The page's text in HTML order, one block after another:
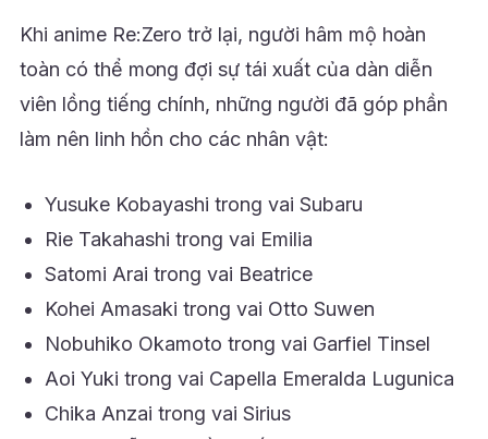
Khi anime Re:Zero trở lại, người hâm mộ hoàn
toàn có thể mong đợi sự tái xuất của dàn diễn
viên lồng tiếng chính, những người đã góp phần
làm nên linh hồn cho các nhân vật:
Yusuke Kobayashi trong vai Subaru
Rie Takahashi trong vai Emilia
Satomi Arai trong vai Beatrice
Kohei Amasaki trong vai Otto Suwen
Nobuhiko Okamoto trong vai Garfiel Tinsel
Aoi Yuki trong vai Capella Emeralda Lugunica
Chika Anzai trong vai Sirius